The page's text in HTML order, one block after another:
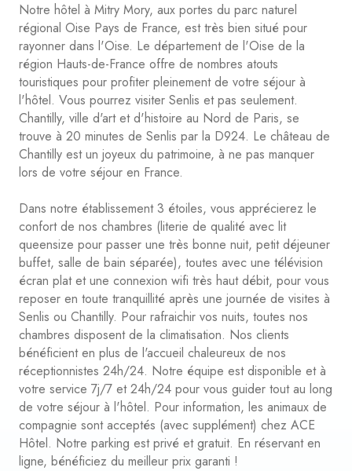
Notre hôtel à Mitry Mory, aux portes du parc naturel
régional Oise Pays de France, est très bien situé pour
rayonner dans l'Oise. Le département de l'Oise de la
région Hauts-de-France offre de nombres atouts
touristiques pour profiter pleinement de votre séjour à
l'hôtel. Vous pourrez visiter Senlis et pas seulement.
Chantilly, ville d'art et d'histoire au Nord de Paris, se
trouve à 20 minutes de Senlis par la D924. Le château de
Chantilly est un joyeux du patrimoine, à ne pas manquer
lors de votre séjour en France.
Dans notre établissement 3 étoiles, vous apprécierez le
confort de nos chambres (literie de qualité avec lit
queensize pour passer une très bonne nuit, petit déjeuner
buffet, salle de bain séparée), toutes avec une télévision
écran plat et une connexion wifi très haut débit, pour vous
reposer en toute tranquillité après une journée de visites à
Senlis ou Chantilly. Pour rafraichir vos nuits, toutes nos
chambres disposent de la climatisation. Nos clients
bénéficient en plus de l'accueil chaleureux de nos
réceptionnistes 24h/24. Notre équipe est disponible et à
votre service 7j/7 et 24h/24 pour vous guider tout au long
de votre séjour à l'hôtel. Pour information, les animaux de
compagnie sont acceptés (avec supplément) chez ACE
Hôtel. Notre parking est privé et gratuit. En réservant en
ligne, bénéficiez du meilleur prix garanti !